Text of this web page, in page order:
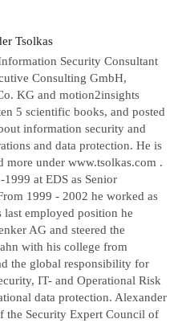
Tsolkas
Security Consultant
Consulting GmbH,
KG and motion2insights
5 scientific books, and posted
information security and
and data protection. He is
more under www.tsolkas.com .
at EDS as Senior
1999 - 2002 he worked as
employed position he
AG and steered the
with his college from
the global responsibility for
IT- and Operational Risk
data protection. Alexander
the Security Expert Council of